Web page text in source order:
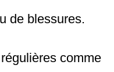
de blessures.
comme